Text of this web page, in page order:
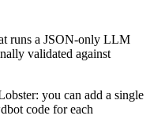
runs a JSON-only LLM
validated against
you can add a single
code for each